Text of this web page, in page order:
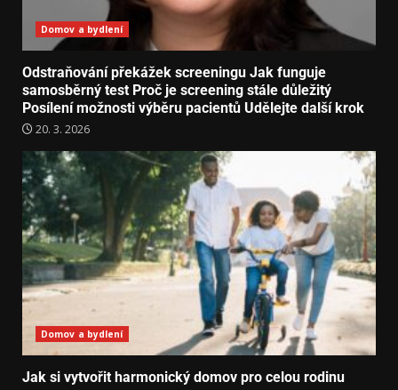
Domov a bydlení
Odstraňování překážek screeningu Jak funguje
samosběrný test Proč je screening stále důležitý
Posílení možnosti výběru pacientů Udělejte další krok
20. 3. 2026
Domov a bydlení
Jak si vytvořit harmonický domov pro celou rodinu